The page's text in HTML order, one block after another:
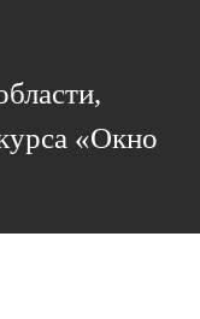
«Окно